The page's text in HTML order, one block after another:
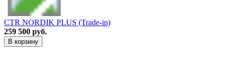
CTR NORDIK PLUS (Trade-in)
259 500 руб.
В корзину